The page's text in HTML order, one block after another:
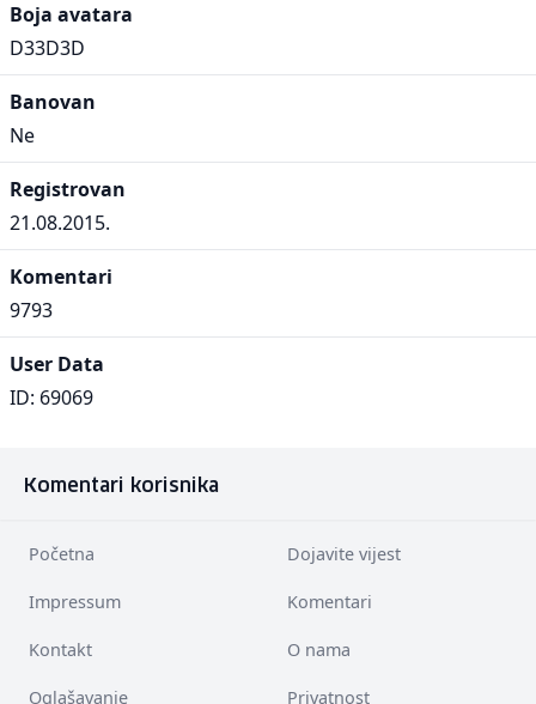
Boja avatara
D33D3D
Banovan
Ne
Registrovan
21.08.2015.
Komentari
9793
User Data
ID: 69069
Komentari korisnika
Početna Dojavite vijest
Impressum Komentari
Kontakt O nama
Oglašavanje Privatnost